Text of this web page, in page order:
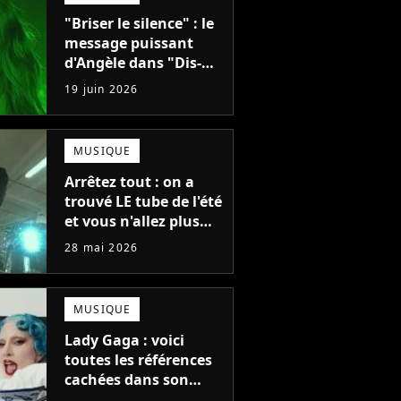
"Briser le silence" : le
message puissant
d'Angèle dans "Dis-
le", son nouveau clip
très stylé
19 juin 2026
MUSIQUE
Arrêtez tout : on a
trouvé LE tube de l'été
et vous n'allez plus
pouvoir vous en
28 mai 2026
MUSIQUE
Lady Gaga : voici
toutes les références
cachées dans son